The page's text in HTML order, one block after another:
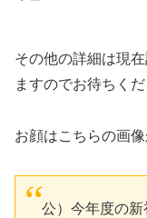
その他の詳細は現
ますのでお待ちくだ
お顔はこちらの画
公）今年度の